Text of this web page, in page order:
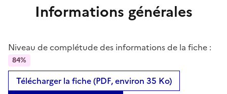
Informations générales
Niveau de complétude des informations de la fiche :
84%
Télécharger la fiche (PDF, environ 35 Ko)